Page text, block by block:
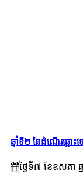
ឆ្នាំទី២ នៃដំណើរឆ្ពោ
ថ្ងៃទី៧ ខែ​ឧសភា